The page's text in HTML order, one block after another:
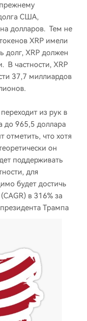
США,
долларов. Тем не
XRP имели
долг, XRP должен
В частности, XRP
37,7 миллиардов
из рук в
до 965,5 доллара
отметить, что хотя
он
поддерживать
для
будет достичь
в 316% за
Трампа